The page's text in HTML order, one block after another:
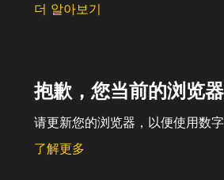
더 알아보기
抱歉，您当前的浏览
请更新您的浏览器，以便使用数
了解更多